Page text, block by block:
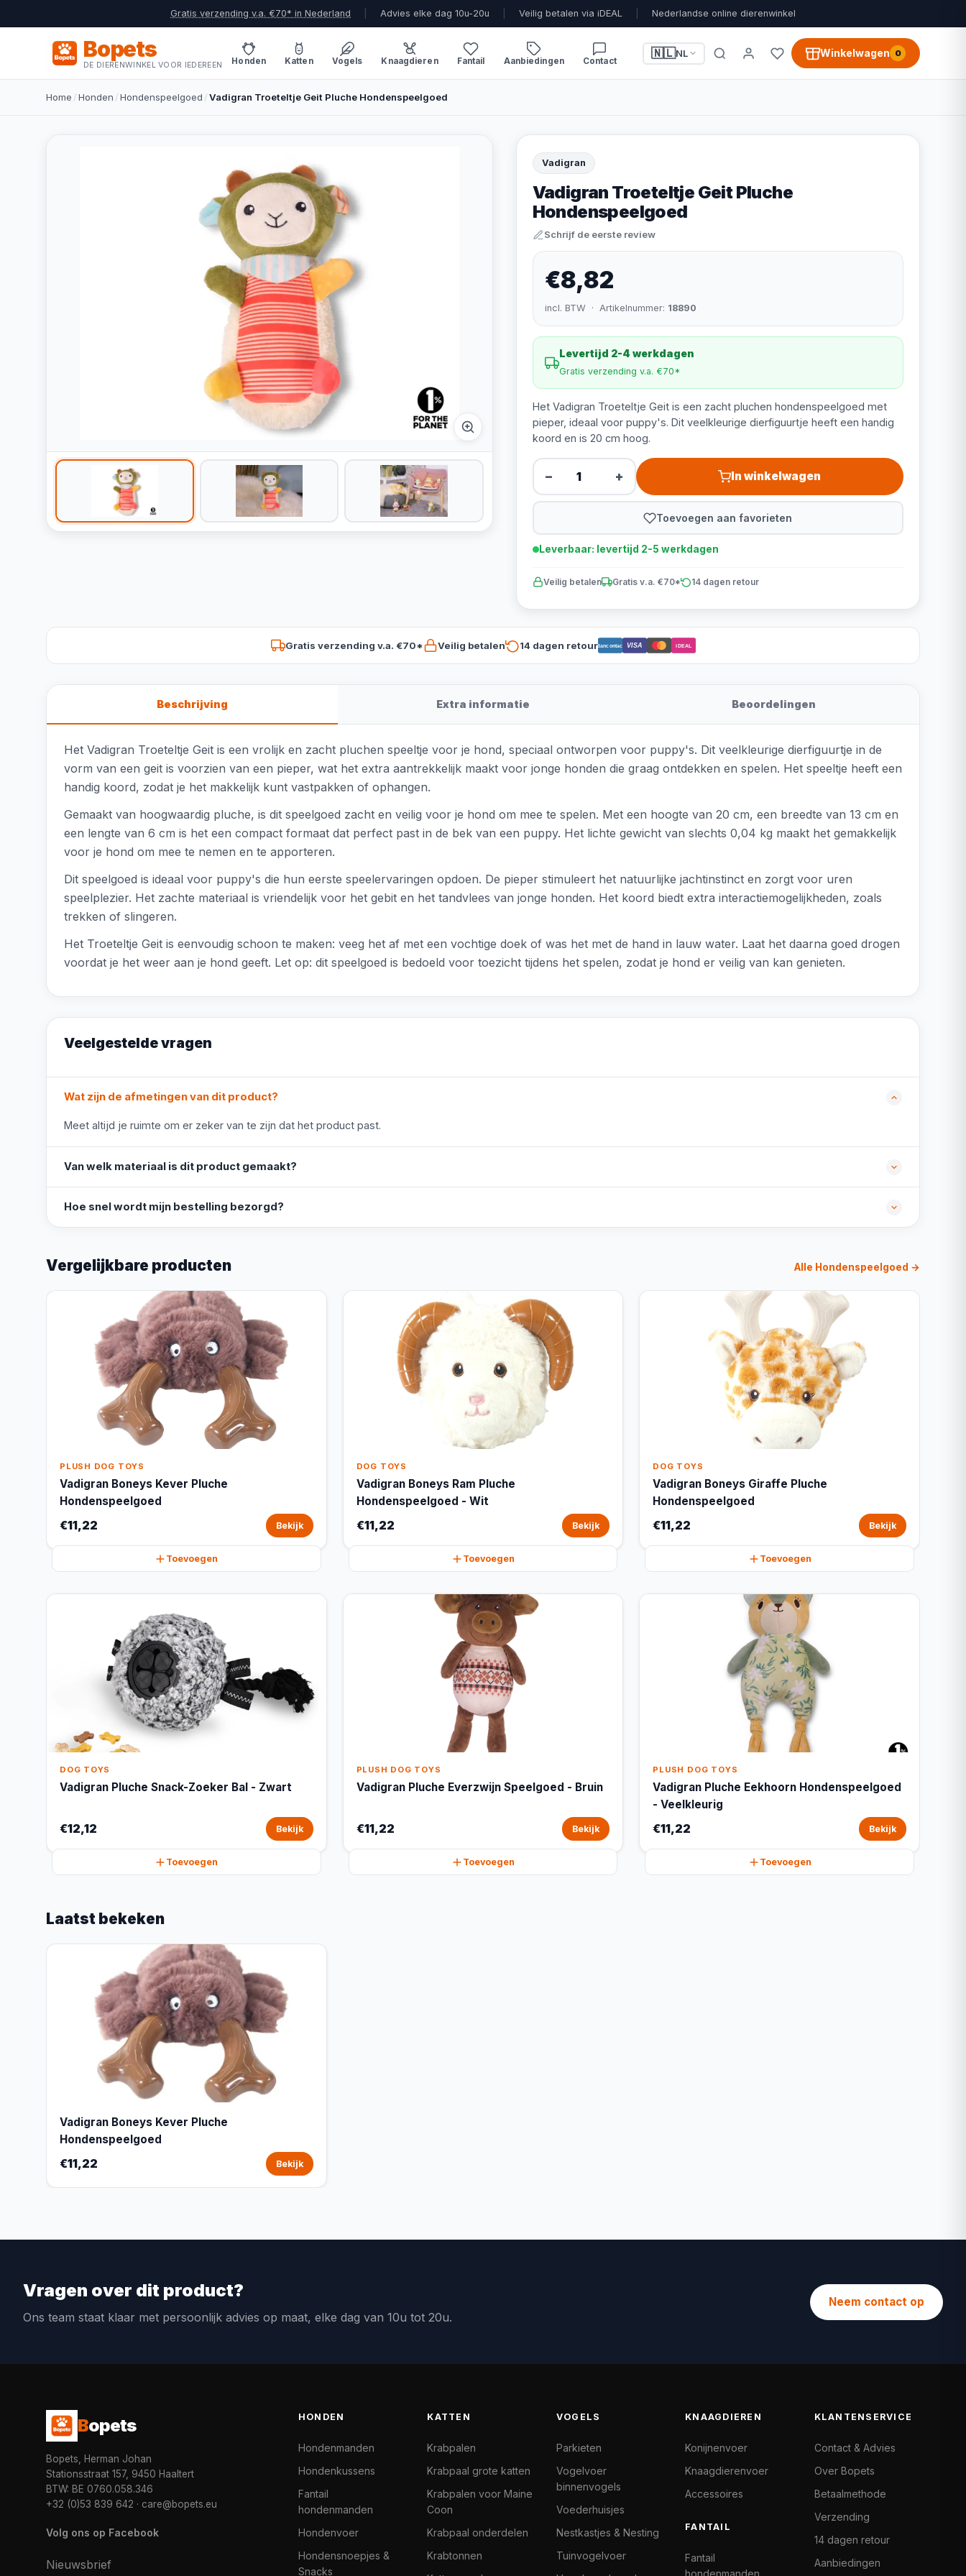
Gratis verzending v.a. €70* in Nederland Advies elke dag 10u-20u Veilig betalen via iDEAL Nederlandse online dierenwinkel
Bopets
DE DIERENWINKEL VOOR IEDEREEN Honden Katten Vogels Knaagdieren Fantail Aanbiedingen Contact
🇳🇱NL Winkelwagen 0
Home /Honden /Hondenspeelgoed /Vadigran Troeteltje Geit Pluche Hondenspeelgoed
Vadigran
Vadigran Troeteltje Geit Pluche
Hondenspeelgoed
Schrijf de eerste review
€8,82
incl. BTW · Artikelnummer: 18890
Levertijd 2-4 werkdagen
Gratis verzending v.a. €70*
Het Vadigran Troeteltje Geit is een zacht pluchen hondenspeelgoed met
pieper, ideaal voor puppy's. Dit veelkleurige dierfiguurtje heeft een handig
koord en is 20 cm hoog.
− + In winkelwagen
Toevoegen aan favorieten
Leverbaar: levertijd 2-5 werkdagen
Veilig betalen Gratis v.a. €70* 14 dagen retour
Gratis verzending v.a. €70* Veilig betalen 14 dagen retourBancontact VISA iDEAL
Beschrijving Extra informatie Beoordelingen
Het Vadigran Troeteltje Geit is een vrolijk en zacht pluchen speeltje voor je hond, speciaal ontworpen voor puppy's. Dit veelkleurige dierfiguurtje in de
vorm van een geit is voorzien van een pieper, wat het extra aantrekkelijk maakt voor jonge honden die graag ontdekken en spelen. Het speeltje heeft een
handig koord, zodat je het makkelijk kunt vastpakken of ophangen.
Gemaakt van hoogwaardig pluche, is dit speelgoed zacht en veilig voor je hond om mee te spelen. Met een hoogte van 20 cm, een breedte van 13 cm en
een lengte van 6 cm is het een compact formaat dat perfect past in de bek van een puppy. Het lichte gewicht van slechts 0,04 kg maakt het gemakkelijk
voor je hond om mee te nemen en te apporteren.
Dit speelgoed is ideaal voor puppy's die hun eerste speelervaringen opdoen. De pieper stimuleert het natuurlijke jachtinstinct en zorgt voor uren
speelplezier. Het zachte materiaal is vriendelijk voor het gebit en het tandvlees van jonge honden. Het koord biedt extra interactiemogelijkheden, zoals
trekken of slingeren.
Het Troeteltje Geit is eenvoudig schoon te maken: veeg het af met een vochtige doek of was het met de hand in lauw water. Laat het daarna goed drogen
voordat je het weer aan je hond geeft. Let op: dit speelgoed is bedoeld voor toezicht tijdens het spelen, zodat je hond er veilig van kan genieten.
Veelgestelde vragen
Wat zijn de afmetingen van dit product?
Meet altijd je ruimte om er zeker van te zijn dat het product past.
Van welk materiaal is dit product gemaakt?
Hoe snel wordt mijn bestelling bezorgd?
Vergelijkbare producten Alle Hondenspeelgoed →
PLUSH DOG TOYS
Vadigran Boneys Kever Pluche
Hondenspeelgoed
€11,22 Bekijk
Toevoegen
DOG TOYS
Vadigran Boneys Ram Pluche
Hondenspeelgoed - Wit
€11,22 Bekijk
Toevoegen
DOG TOYS
Vadigran Boneys Giraffe Pluche
Hondenspeelgoed
€11,22 Bekijk
Toevoegen
DOG TOYS
Vadigran Pluche Snack-Zoeker Bal - Zwart
€12,12 Bekijk
Toevoegen
PLUSH DOG TOYS
Vadigran Pluche Everzwijn Speelgoed - Bruin
€11,22 Bekijk
Toevoegen
PLUSH DOG TOYS
Vadigran Pluche Eekhoorn Hondenspeelgoed
- Veelkleurig
€11,22 Bekijk
Toevoegen
Laatst bekeken
Vadigran Boneys Kever Pluche
Hondenspeelgoed
€11,22 Bekijk
Vragen over dit product?
Ons team staat klaar met persoonlijk advies op maat, elke dag van 10u tot 20u.
Neem contact op
Bopets
Bopets, Herman Johan
Stationsstraat 157, 9450 Haaltert
BTW: BE 0760.058.346
+32 (0)53 839 642 · care@bopets.eu
Volg ons op Facebook
Nieuwsbrief
HONDEN
Hondenmanden
Hondenkussens
Fantail
hondenmanden
Hondenvoer
Hondensnoepjes &
Snacks
KATTEN
Krabpalen
Krabpaal grote katten
Krabpalen voor Maine
Coon
Krabpaal onderdelen
Krabtonnen
VOGELS
Parkieten
Vogelvoer
binnenvogels
Voederhuisjes
Nestkastjes & Nesting
Tuinvogelvoer
KNAAGDIEREN
Konijnenvoer
Knaagdierenvoer
Accessoires
FANTAIL
Fantail
hondenmanden
KLANTENSERVICE
Contact & Advies
Over Bopets
Betaalmethode
Verzending
14 dagen retour
Aanbiedingen